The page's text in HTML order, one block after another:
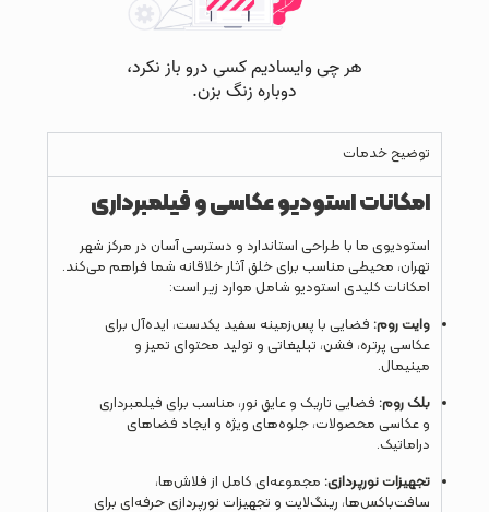
توضیح خدمات
امکانات استودیو عکاسی و فیلمبرداری
استودیوی ما با طراحی استاندارد و دسترسی آسان در مرکز شهر
تهران، محیطی مناسب برای خلق آثار خلاقانه شما فراهم می‌کند.
امکانات کلیدی استودیو شامل موارد زیر است:
وایت روم: فضایی با پس‌زمینه سفید یکدست، ایده‌آل برای
عکاسی پرتره، فشن، تبلیغاتی و تولید محتوای تمیز و
مینیمال.
بلک روم: فضایی تاریک و عایق نور، مناسب برای فیلمبرداری
و عکاسی محصولات، جلوه‌های ویژه و ایجاد فضاهای
دراماتیک.
تجهیزات نورپردازی: مجموعه‌ای کامل از فلاش‌ها،
سافت‌باکس‌ها، رینگ‌لایت و تجهیزات نورپردازی حرفه‌ای برای